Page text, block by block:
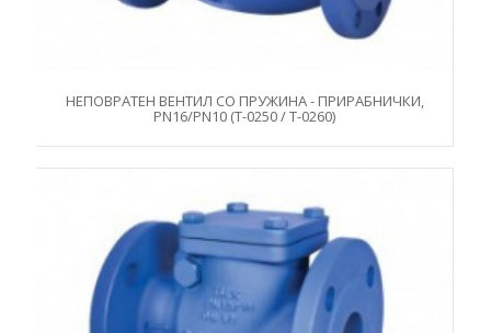
НЕПОВРАТЕН ВЕНТИЛ СО ПРУЖИНА - ПРИРАБНИЧКИ,
PN16/PN10 (T-0250 / T-0260)